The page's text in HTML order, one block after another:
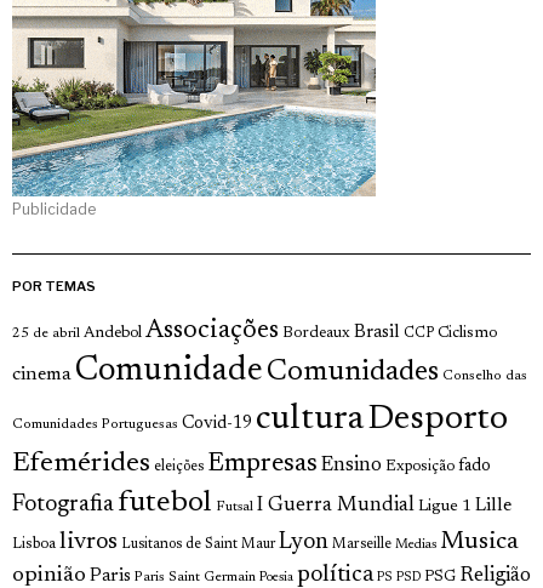
Publicidade
POR TEMAS
25 de abril Andebol Associações Bordeaux Brasil CCP Ciclismo
cinema Comunidade Comunidades Conselho das
Comunidades Portuguesas Covid-19 culturaDesporto
Efemérides eleições Empresas Ensino Exposição fado
Fotografia futebol Futsal I Guerra Mundial Ligue 1 Lille
Lisboa livros Lusitanos de Saint Maur Lyon Marseille Medias Musica
opinião Paris Paris Saint Germain Poesia política PS PSD PSG Religião